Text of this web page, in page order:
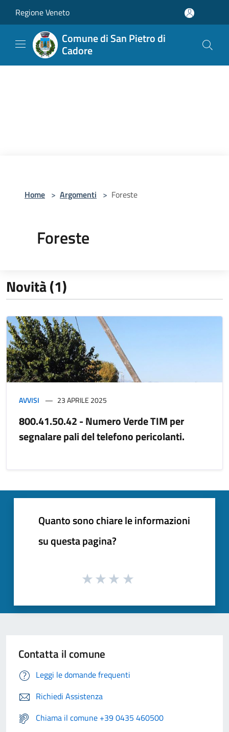
Regione Veneto
Comune di San Pietro di
Cadore
Home > Argomenti > Foreste
Foreste
Novità (1)
AVVISI 23 APRILE 2025
800.41.50.42 - Numero Verde TIM per
segnalare pali del telefono pericolanti.
Quanto sono chiare le informazioni
su questa pagina?
Contatta il comune
Leggi le domande frequenti
Richiedi Assistenza
Chiama il comune +39 0435 460500